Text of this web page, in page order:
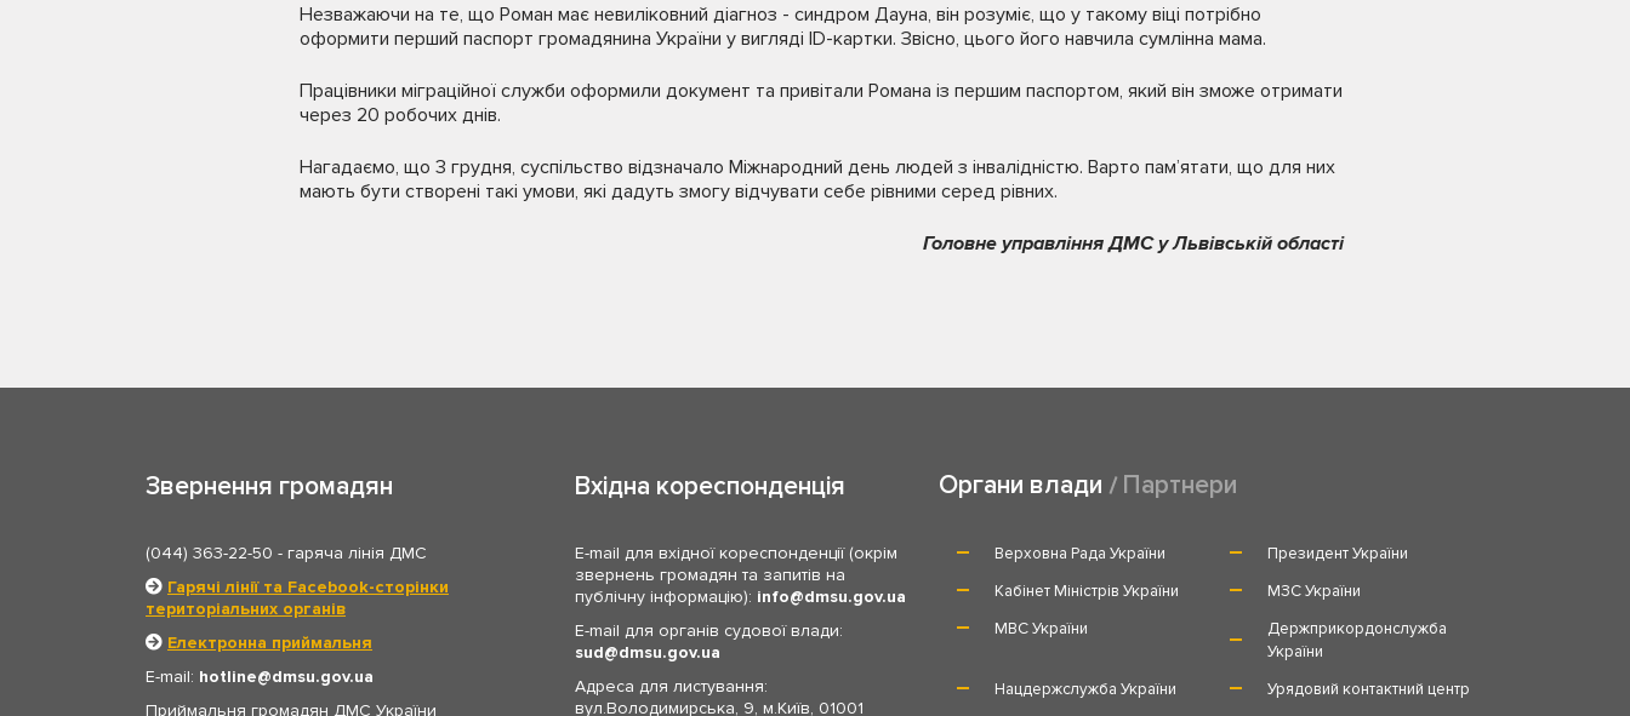
Незважаючи на те, що Роман має невиліковний діагноз - синдром Дауна, він розуміє, що у такому віці потрібно
оформити перший паспорт громадянина України у вигляді ID-картки. Звісно, цього його навчила сумлінна мама.
Працівники міграційної служби оформили документ та привітали Романа із першим паспортом, який він зможе отримати
через 20 робочих днів.
Нагадаємо, що 3 грудня, суспільство відзначало Міжнародний день людей з інвалідністю. Варто пам’ятати, що для них
мають бути створені такі умови, які дадуть змогу відчувати себе рівними серед рівних.
Головне управління ДМС у Львівській області
Звернення громадян
(044) 363-22-50 - гаряча лінія ДМС
Гарячі лінії та Facebook-сторінки
територіальних органів
Електронна приймальня
E-mail: hotline
dmsu.gov.ua
Приймальня громадян ДМС України
Вхідна кореспонденція
E-mail для вхідної кореспонденції (окрім
звернень громадян та запитів на
публічну інформацію): info
dmsu.gov.ua
E-mail для органів судової влади:
sud
dmsu.gov.ua
Адреса для листування:
вул.Володимирська, 9, м.Київ, 01001
Органи влади Партнери
Верховна Рада України
Президент України
Кабінет Міністрів України
МЗС України
МВС України
Держприкордонслужба
України
Нацдержслужба України
Урядовий контактний центр